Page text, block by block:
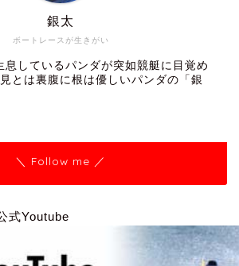
ボートレースが生きがい
銀太
息しているパンダが突如競艇に目覚め
とは裏腹に根は優しいパンダの「銀
＼ Follow me ／
式Youtube